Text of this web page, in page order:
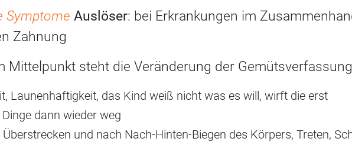
Symptome Auslöser: bei Erkrankungen im
Zahnung
Mittelpunkt steht die Veränderung der
Launenhaftigkeit, das Kind weiß nicht was es will, wirft die erst
dann wieder weg
und nach Nach-Hinten-Biegen des Körpers, Treten,